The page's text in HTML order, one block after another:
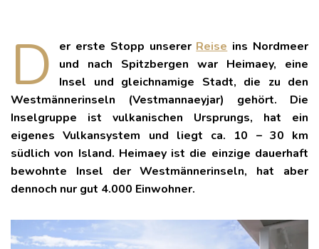
D er erste Stopp unserer Reise ins Nordmeer
und nach Spitzbergen war Heimaey, eine
Insel und gleichnamige Stadt, die zu den
Westmännerinseln (Vestmannaeyjar) gehört. Die
Inselgruppe ist vulkanischen Ursprungs, hat ein
eigenes Vulkansystem und liegt ca. 10 – 30 km
südlich von Island. Heimaey ist die einzige dauerhaft
bewohnte Insel der Westmännerinseln, hat aber
dennoch nur gut 4.000 Einwohner.